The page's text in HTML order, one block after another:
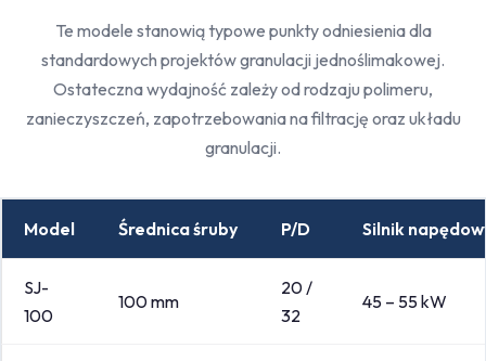
Te modele stanowią typowe punkty odniesienia dla
standardowych projektów granulacji jednoślimakowej.
Ostateczna wydajność zależy od rodzaju polimeru,
zanieczyszczeń, zapotrzebowania na filtrację oraz układu
granulacji.
Model Średnica śruby P/D Silnik
SJ-
100
100 mm
20 /
32
45 – 55 kW